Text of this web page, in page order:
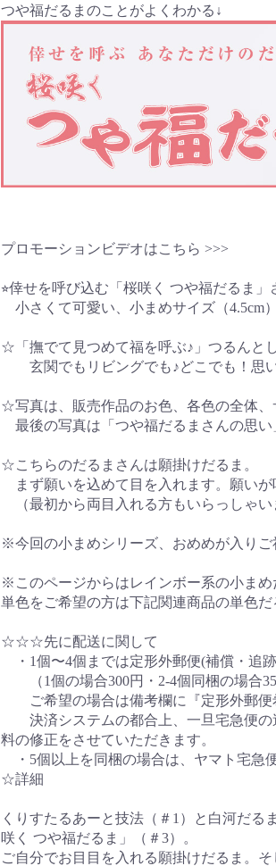
つや福だるまのことがよくわかる↓
プロモーションビデオはこちら >>>
⭐︎倖せを呼び込む「桜咲く つや福だるま
小さくて可愛い、小まめサイズ（4.5cm
☆「撫でて見つめて福を呼ぶ♪」つるんと
玄関でもリビングでも♪どこでも！思
☆写真は、販売作品のお色、各色の全体、
最後の写真は「つや福だるまさんの思い
☆こちらのだるまさんは願掛けだるま。
まず願いを込めて目を入れます。願いが
（最初から両目入れる方もいらっしゃい
※今回の小まめシリーズ、おめめが入りご
※このページからはレインボー系の小まめ
単色をご希望の方は下記関連商品の単色だ
☆☆☆先に配送に関して
・1個〜4個までは定形外郵便(補償・追
（1個の場合300円・2-4個同梱の場合
ご希望の場合は備考欄に『定形外郵便
決済システムの都合上、一旦宅急便の
料の修正をさせていただきます。
・5個以上を同梱の場合は、ヤマト宅急
☆詳細
くりすたるあーと技法（＃1）と白河だる
咲く つや福だるま」（＃3）。
ご自分でお目目を入れる願掛けだるま。